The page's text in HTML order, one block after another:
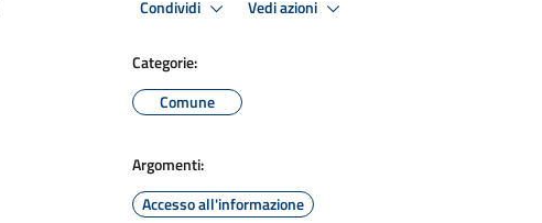
Condividi Vedi azioni
Categorie:
Comune
Argomenti:
Accesso all'informazione